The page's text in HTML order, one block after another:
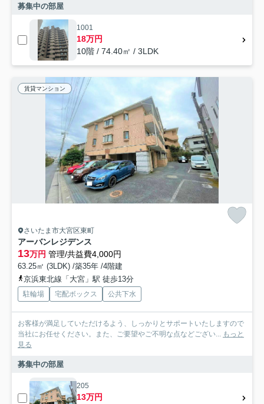
募集中の部屋
1001
18万円
10階 / 74.40㎡ / 3LDK
賃貸マンション
さいたま市大宮区東町
アーバンレジデンス
13万円 管理/共益費4,000円
63.25㎡ (3LDK) /築35年 /4階建
京浜東北線「大宮」駅 徒歩13分
駐輪場 宅配ボックス 公共下水
お客様が満足していただけるよう、しっかりとサポートいたしますので
当社にお任せください。また、ご要望やご不明な点などござい... もっと
見る
募集中の部屋
205
13万円